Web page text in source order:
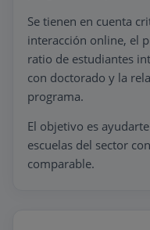
Se tienen en cuenta
interacción online, el
ratio de estudiantes
con doctorado y la
programa.
El objetivo es
escuelas del sector
comparable.